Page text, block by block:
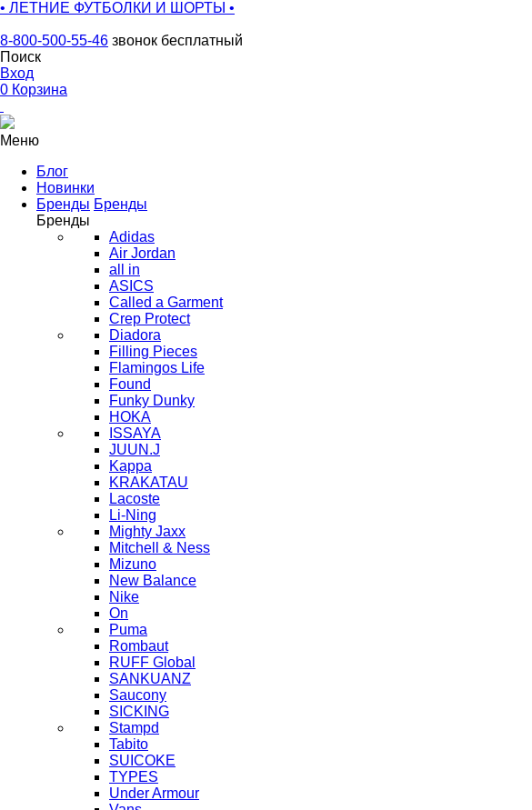
• ЛЕТНИЕ ФУТБОЛКИ И ШОРТЫ •
8-800-500-55-46 звонок бесплатный
Поиск
Вход
0 Корзина
Меню
Блог
Новинки
Бренды Бренды
Бренды
Adidas
Air Jordan
all in
ASICS
Called a Garment
Crep Protect
Diadora
Filling Pieces
Flamingos Life
Found
Funky Dunky
HOKA
ISSAYA
JUUN.J
Kappa
KRAKATAU
Lacoste
Li-Ning
Mighty Jaxx
Mitchell & Ness
Mizuno
New Balance
Nike
On
Puma
Rombaut
RUFF Global
SANKUANZ
Saucony
SICKING
Stampd
Tabito
SUICOKE
TYPES
Under Armour